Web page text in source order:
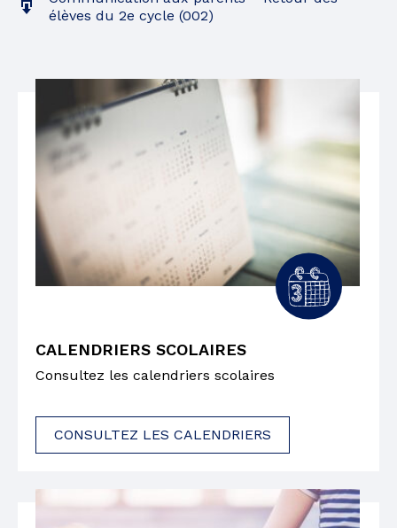
élèves du 2e cycle (002)
CALENDRIERS SCOLAIRES
Consultez les calendriers scolaires
CONSULTEZ LES CALENDRIERS